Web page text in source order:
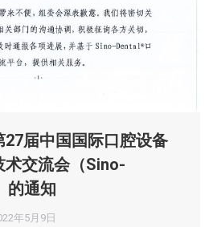
27届中国国际口腔设备
术交流会（Sino-
的通知
年5月9日